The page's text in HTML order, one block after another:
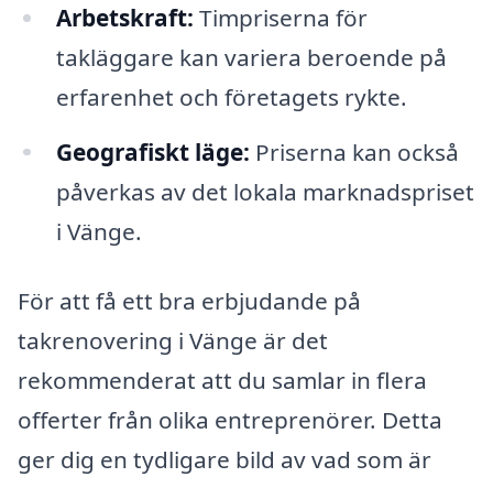
Arbetskraft: Timpriserna för
takläggare kan variera beroende på
erfarenhet och företagets rykte.
Geografiskt läge: Priserna kan också
påverkas av det lokala marknadspriset
i Vänge.
För att få ett bra erbjudande på
takrenovering i Vänge är det
rekommenderat att du samlar in flera
offerter från olika entreprenörer. Detta
ger dig en tydligare bild av vad som är